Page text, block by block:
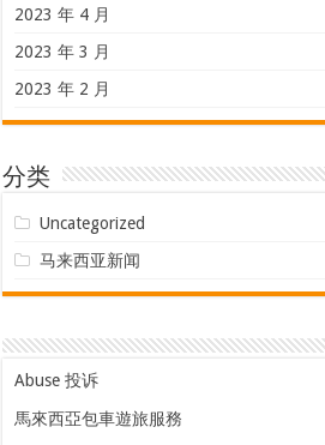
2023 年 4 月
2023 年 3 月
2023 年 2 月
分类
Uncategorized
马来西亚新闻
Abuse 投诉
馬來西亞包車遊旅服務